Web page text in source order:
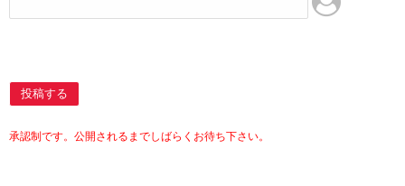
投稿する
承認制です。公開されるまでしばらくお待ち下さい。